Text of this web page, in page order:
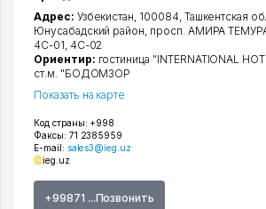
Код страны: +998
Факсы: 71 2385959
E-mail: sales3@ieg.uz
ieg.uz
+99871 ...Позвонить
Адрес: Узбекистан, 100084, Ташкентская
Юнусабадский район, просп. АМИРА
4С-01, 4С-02
Ориентир: гостиница "INTERNATIONAL
ст.м. "БОДОМЗОР
Показать на карте